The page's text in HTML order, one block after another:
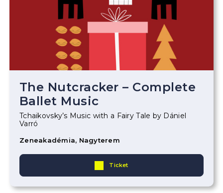
The Nutcracker – Complete
Ballet Music
Tchaikovsky’s Music with a Fairy Tale by Dániel
Varró
Zeneakadémia, Nagyterem
Ticket